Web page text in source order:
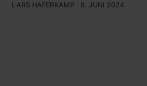
LARS HAFERKAMP · 6. JUNI 2024